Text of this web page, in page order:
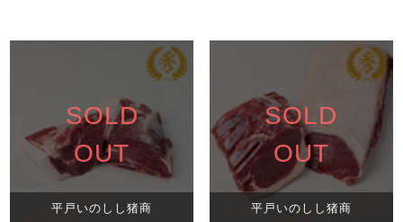
SOLD
OUT
平戸いのしし猪商
SOLD
OUT
平戸いのしし猪商